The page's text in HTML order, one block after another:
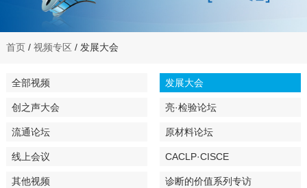
首页/ 视频专区 / 发展大会
全部视频 发展大会
创之声大会 亮·检验论坛
流通论坛 原材料论坛
线上会议 CACLP·CISCE
其他视频 诊断的价值系列专访